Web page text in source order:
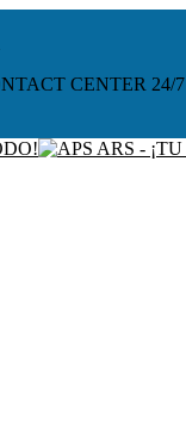
CENTER 24/7